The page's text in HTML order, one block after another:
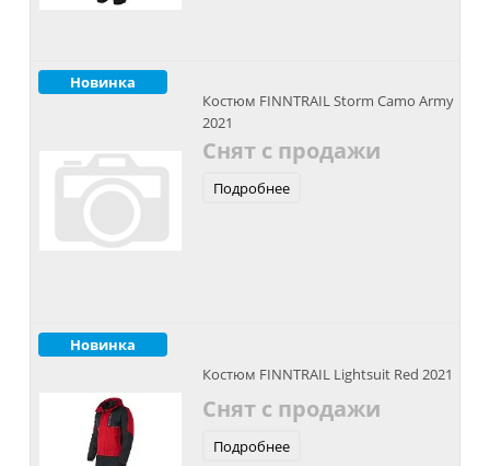
Новинка
Костюм FINNTRAIL Storm Camo Army
2021
Снят с продажи
Подробнее
Новинка
Костюм FINNTRAIL Lightsuit Red 2021
Снят с продажи
Подробнее